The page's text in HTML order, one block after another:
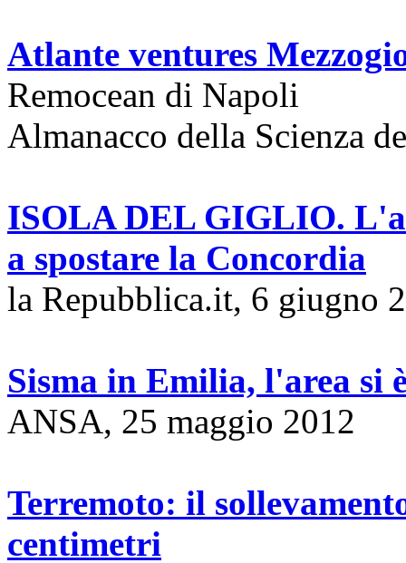
Atlante ventures
Remocean di Napoli
Almanacco della Scienza
ISOLA DEL GIGLIO.
a spostare la Concordia
la Repubblica.it, 6 giugno
Sisma in Emilia, l'area si
ANSA, 25 maggio 2012
Terremoto: il
centimetri